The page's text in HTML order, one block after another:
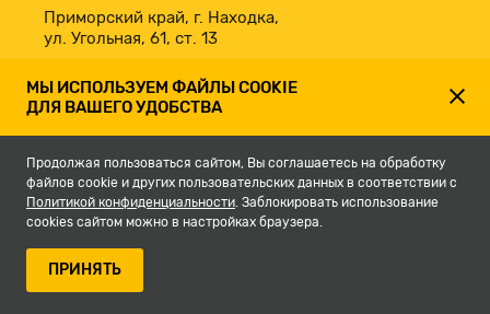
Приморский край, г. Находка,
ул. Угольная, 61, ст. 13
принимаем к оплате
© 2007-2026, Магазин строительных материалов СКЛАД13.РФ.
МЫ ИСПОЛЬЗУЕМ ФАЙЛЫ COOKIE
ДЛЯ ВАШЕГО УДОБСТВА
Продолжая пользоваться сайтом, Вы соглашаетесь на обработку
файлов cookie и других пользовательских данных в соответствии с
Политикой конфиденциальности. Заблокировать использование
cookies сайтом можно в настройках браузера.
ПРИНЯТЬ